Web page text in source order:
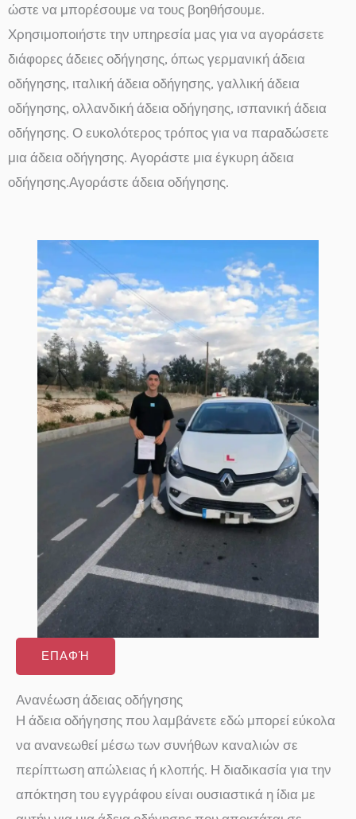
ώστε να μπορέσουμε να τους βοηθήσουμε.
Χρησιμοποιήστε την υπηρεσία μας για να αγοράσετε
διάφορες άδειες οδήγησης, όπως γερμανική άδεια
οδήγησης, ιταλική άδεια οδήγησης, γαλλική άδεια
οδήγησης, ολλανδική άδεια οδήγησης, ισπανική άδεια
οδήγησης. Ο ευκολότερος τρόπος για να παραδώσετε
μια άδεια οδήγησης. Αγοράστε μια έγκυρη άδεια
οδήγησης.Αγοράστε άδεια οδήγησης.
ΕΠΑΦΉ
Ανανέωση άδειας οδήγησης
Η άδεια οδήγησης που λαμβάνετε εδώ μπορεί εύκολα
να ανανεωθεί μέσω των συνήθων καναλιών σε
περίπτωση απώλειας ή κλοπής. Η διαδικασία για την
απόκτηση του εγγράφου είναι ουσιαστικά η ίδια με